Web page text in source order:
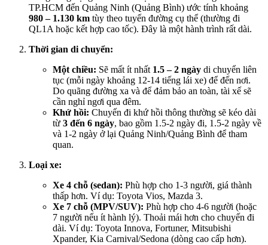
TP.HCM đến Quảng Ninh (Quảng Bình) ước tính khoảng
980 – 1.130 km tùy theo tuyến đường cụ thể (thường đi
QL1A hoặc kết hợp cao tốc). Đây là một hành trình rất dài.
Thời gian di chuyển:
Một chiều: Sẽ mất ít nhất 1.5 – 2 ngày di chuyển liên
tục (mỗi ngày khoảng 12-14 tiếng lái xe) để đến nơi.
Do quãng đường xa và để đảm bảo an toàn, tài xế sẽ
cần nghỉ ngơi qua đêm.
Khứ hồi: Chuyến đi khứ hồi thông thường sẽ kéo dài
từ 3 đến 6 ngày, bao gồm 1.5-2 ngày đi, 1.5-2 ngày về
và 1-2 ngày ở lại Quảng Ninh/Quảng Bình để tham
quan.
Loại xe:
Xe 4 chỗ (sedan): Phù hợp cho 1-3 người, giá thành
thấp hơn. Ví dụ: Toyota Vios, Mazda 3.
Xe 7 chỗ (MPV/SUV): Phù hợp cho 4-6 người (hoặc
7 người nếu ít hành lý). Thoải mái hơn cho chuyến đi
dài. Ví dụ: Toyota Innova, Fortuner, Mitsubishi
Xpander, Kia Carnival/Sedona (dòng cao cấp hơn).